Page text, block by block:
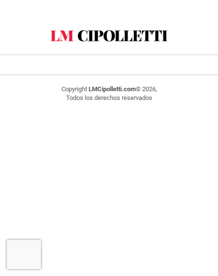
Copyright LMCipolletti.com© 2026,
Todos los derechos reservados